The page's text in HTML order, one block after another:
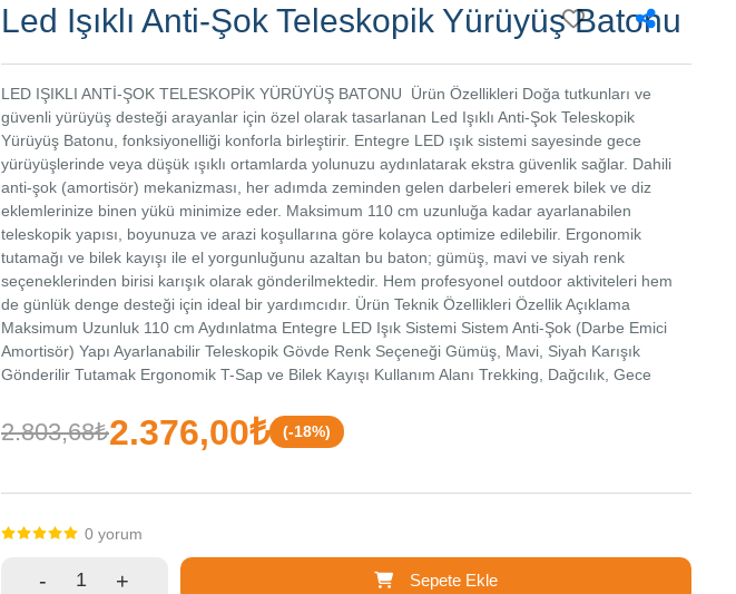
Led Işıklı Anti-Şok Teleskopik Yürüyüş Batonu
LED IŞIKLI ANTİ-ŞOK TELESKOPİK YÜRÜYÜŞ BATONU Ürün Özellikleri Doğa tutkunları ve
güvenli yürüyüş desteği arayanlar için özel olarak tasarlanan Led Işıklı Anti-Şok Teleskopik
Yürüyüş Batonu, fonksiyonelliği konforla birleştirir. Entegre LED ışık sistemi sayesinde gece
yürüyüşlerinde veya düşük ışıklı ortamlarda yolunuzu aydınlatarak ekstra güvenlik sağlar. Dahili
anti-şok (amortisör) mekanizması, her adımda zeminden gelen darbeleri emerek bilek ve diz
eklemlerinize binen yükü minimize eder. Maksimum 110 cm uzunluğa kadar ayarlanabilen
teleskopik yapısı, boyunuza ve arazi koşullarına göre kolayca optimize edilebilir. Ergonomik
tutamağı ve bilek kayışı ile el yorgunluğunu azaltan bu baton; gümüş, mavi ve siyah renk
seçeneklerinden birisi karışık olarak gönderilmektedir. Hem profesyonel outdoor aktiviteleri hem
de günlük denge desteği için ideal bir yardımcıdır. Ürün Teknik Özellikleri Özellik Açıklama
Maksimum Uzunluk 110 cm Aydınlatma Entegre LED Işık Sistemi Sistem Anti-Şok (Darbe Emici
Amortisör) Yapı Ayarlanabilir Teleskopik Gövde Renk Seçeneği Gümüş, Mavi, Siyah Karışık
Gönderilir Tutamak Ergonomik T-Sap ve Bilek Kayışı Kullanım Alanı Trekking, Dağcılık, Gece
cm)
2.803,68₺2.376,00₺ (-18%)
0 yorum
- + Sepete Ekle